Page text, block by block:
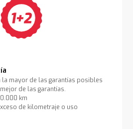
la mayor de las garantías posibles
de las garantías.
km
de kilometraje o uso